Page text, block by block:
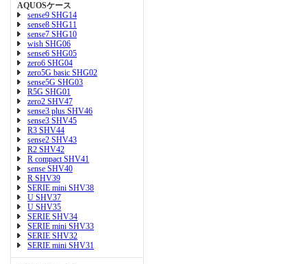
AQUOSケース
sense9 SHG14
sense8 SHG11
sense7 SHG10
wish SHG06
sense6 SHG05
zero6 SHG04
zero5G basic SHG02
sense5G SHG03
R5G SHG01
zero2 SHV47
sense3 plus SHV46
sense3 SHV45
R3 SHV44
sense2 SHV43
R2 SHV42
R compact SHV41
sense SHV40
R SHV39
SERIE mini SHV38
U SHV37
U SHV35
SERIE SHV34
SERIE mini SHV33
SERIE SHV32
SERIE mini SHV31